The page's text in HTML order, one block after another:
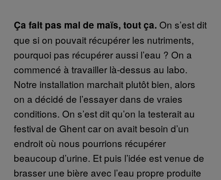
Ça fait pas mal de maïs, tout ça. On s’est dit
que si on pouvait récupérer les nutriments,
pourquoi pas récupérer aussi l’eau ? On a
commencé à travailler là-dessus au labo.
Notre installation marchait plutôt bien, alors
on a décidé de l’essayer dans de vraies
conditions. On s’est dit qu’on la testerait au
festival de Ghent car on avait besoin d’un
endroit où nous pourrions récupérer
beaucoup d’urine. Et puis l’idée est venue de
brasser une bière avec l’eau propre produite